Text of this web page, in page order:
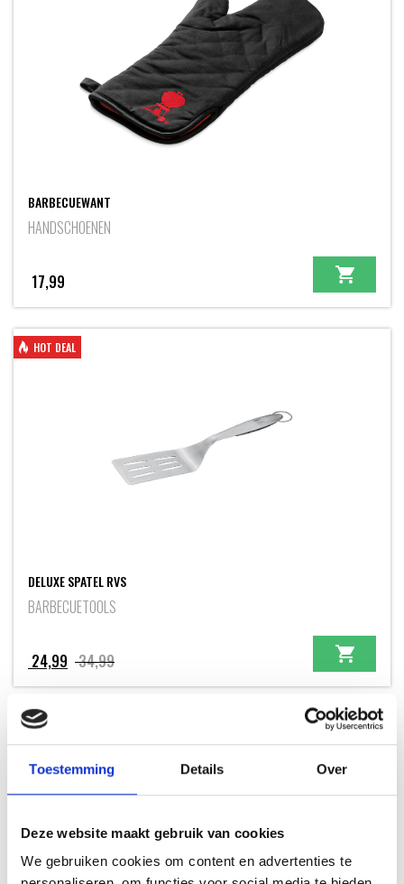
Toestemming Details Over
Deze website maakt gebruik van cookies
We gebruiken cookies om content en advertenties te
BARBECUEWANT
HANDSCHOENEN
17,99
HOT DEAL
DELUXE SPATEL RVS
BARBECUETOOLS
34,99Oorspronkelijke
prijs
24,99
Huidige
prijs
+ GRATIS EXTRA'S HOT DEAL